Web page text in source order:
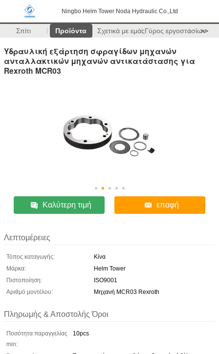
Ningbo Helm Tower Noda Hydraulic Co.,Ltd
Σπίτι Προϊόντα Σχετικά με εμάςΓύρος εργοστασίων
>>
Υδραυλική εξάρτηση σφραγίδων μηχανών
ανταλλακτικών μηχανών αντικατάστασης για
Rexroth MCR03
Καλύτερη τιμή επαφή
Λεπτομέρειες
Τόπος καταγωγής:
Κίνα
Μάρκα:
Helm Tower
Πιστοποίηση:
ISO9001
Αριθμό μοντέλου:
Μηχανή MCR03 Rexroth
Πληρωμής & Αποστολής Όροι
Ποσότητα παραγγελίας
min:
10pcs